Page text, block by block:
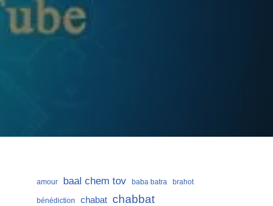
amour baal chem tov baba batra brahot
bénédiction chabat chabbat